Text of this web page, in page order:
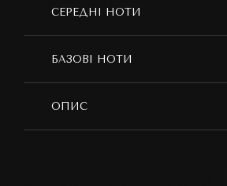
СЕРЕДНІ НОТИ
БАЗОВІ НОТИ
ОПИС